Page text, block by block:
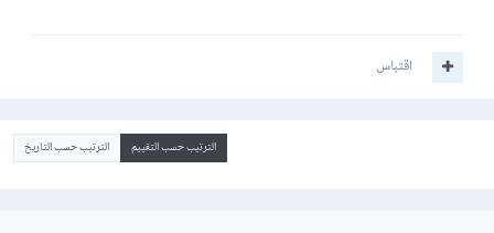
اقتباس
الترتيب حسب التقييم الترتيب حسب التاريخ